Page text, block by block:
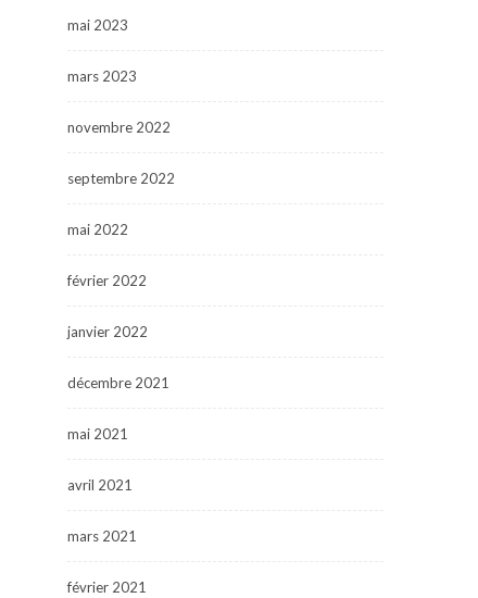
mai 2023
mars 2023
novembre 2022
septembre 2022
mai 2022
février 2022
janvier 2022
décembre 2021
mai 2021
avril 2021
mars 2021
février 2021